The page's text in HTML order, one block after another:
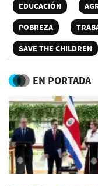
EDUCACIÓN
POBREZA
SAVE THE CHILDREN
EN PORTADA